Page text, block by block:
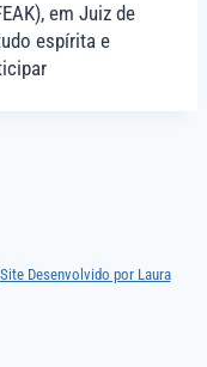
em Juiz de
espírita e
Site Desenvolvido por Laura